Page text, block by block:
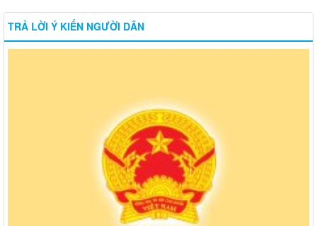
TRẢ LỜI Ý KIẾN NGƯỜI DÂN